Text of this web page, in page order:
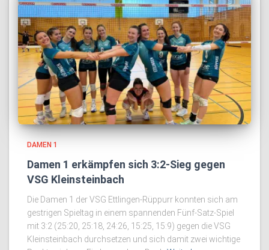
DAMEN 1
Damen 1 erkämpfen sich 3:2-Sieg gegen
VSG Kleinsteinbach
Die Damen 1 der VSG Ettlingen-Rüppurr konnten sich am
gestrigen Spieltag in einem spannenden Fünf-Satz-Spiel
mit 3:2 (25:20, 25:18, 24:26, 15:25, 15:9) gegen die VSG
Kleinsteinbach durchsetzen und sich damit zwei wichtige